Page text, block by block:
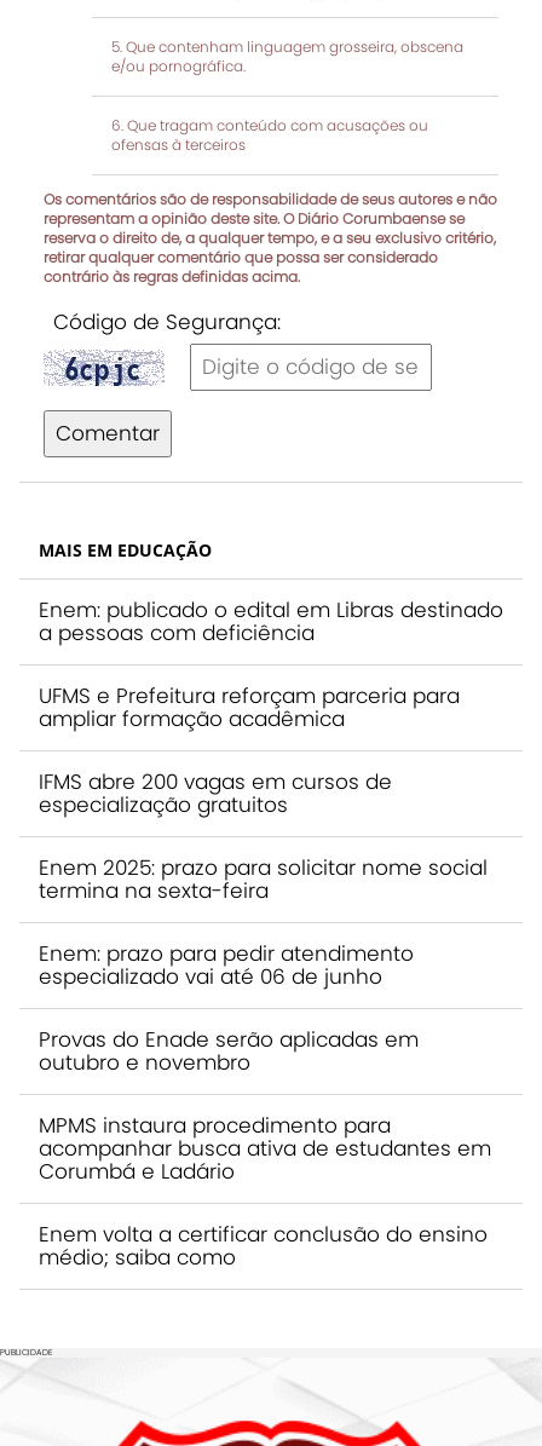
Que contenham linguagem grosseira, obscena
e/ou pornográfica.
Que tragam conteúdo com acusações ou
ofensas à terceiros
Os comentários são de responsabilidade de seus autores e não
representam a opinião deste site. O Diário Corumbaense se
reserva o direito de, a qualquer tempo, e a seu exclusivo critério,
retirar qualquer comentário que possa ser considerado
contrário às regras definidas acima.
Código de Segurança:
Comentar
MAIS EM EDUCAÇÃO
Enem: publicado o edital em Libras destinado
a pessoas com deficiência
UFMS e Prefeitura reforçam parceria para
ampliar formação acadêmica
IFMS abre 200 vagas em cursos de
especialização gratuitos
Enem 2025: prazo para solicitar nome social
termina na sexta-feira
Enem: prazo para pedir atendimento
especializado vai até 06 de junho
Provas do Enade serão aplicadas em
outubro e novembro
MPMS instaura procedimento para
acompanhar busca ativa de estudantes em
Corumbá e Ladário
Enem volta a certificar conclusão do ensino
médio; saiba como
PUBLICIDADE